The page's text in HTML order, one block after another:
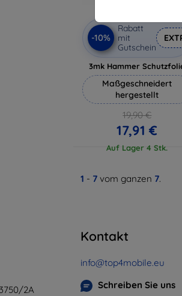
-10%
Rabatt
mit
Gutschein
3mk Hammer
Maßgeschneidert
hergestellt
19,90 €
17,91 €
Auf Lager 4 Stk.
1 - 7 vom ganzen 7.
2A
Kontakt
info@top4mobile.eu
Schreiben Sie uns